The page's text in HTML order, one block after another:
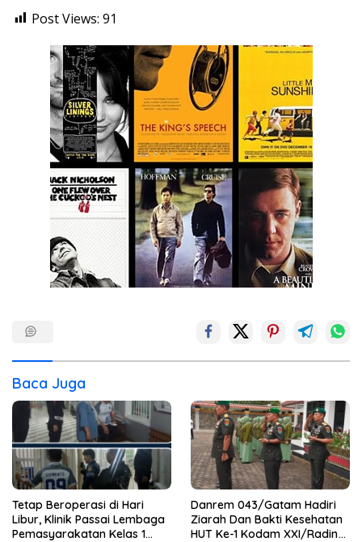
Post Views: 91
Baca Juga
Tetap Beroperasi di Hari
Libur, Klinik Passai Lembaga
Pemasyarakatan Kelas 1
Danrem 043/Gatam Hadiri
Ziarah Dan Bakti Kesehatan
HUT Ke-1 Kodam XXI/Radin